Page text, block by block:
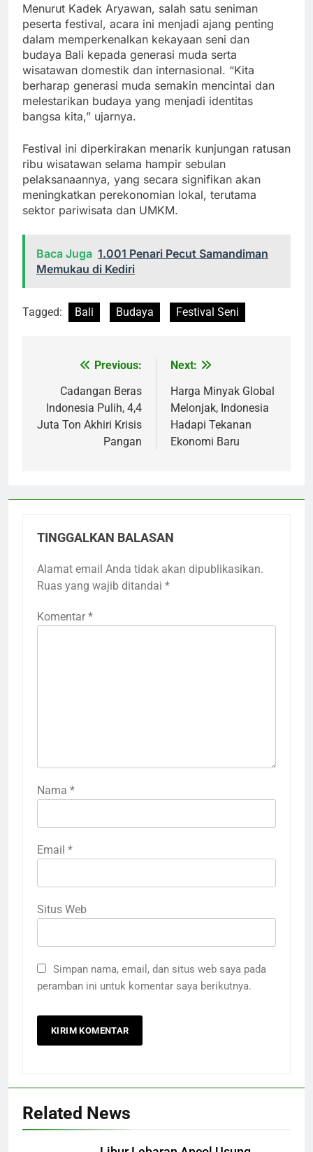
Menurut Kadek Aryawan, salah satu seniman
peserta festival, acara ini menjadi ajang penting
dalam memperkenalkan kekayaan seni dan
budaya Bali kepada generasi muda serta
wisatawan domestik dan internasional. “Kita
berharap generasi muda semakin mencintai dan
melestarikan budaya yang menjadi identitas
bangsa kita,” ujarnya.
Festival ini diperkirakan menarik kunjungan ratusan
ribu wisatawan selama hampir sebulan
pelaksanaannya, yang secara signifikan akan
meningkatkan perekonomian lokal, terutama
sektor pariwisata dan UMKM.
Baca Juga 1.001 Penari Pecut Samandiman
Memukau di Kediri
Tagged: Bali Budaya Festival Seni
Navigasi
pos
Previous:
Cadangan Beras
Indonesia Pulih, 4,4
Juta Ton Akhiri Krisis
Pangan
Next:
Harga Minyak Global
Melonjak, Indonesia
Hadapi Tekanan
Ekonomi Baru
TINGGALKAN BALASAN
Alamat email Anda tidak akan dipublikasikan.
Ruas yang wajib ditandai *
Komentar *
Nama *
Email *
Situs Web
Simpan nama, email, dan situs web saya pada
peramban ini untuk komentar saya berikutnya.
Related News